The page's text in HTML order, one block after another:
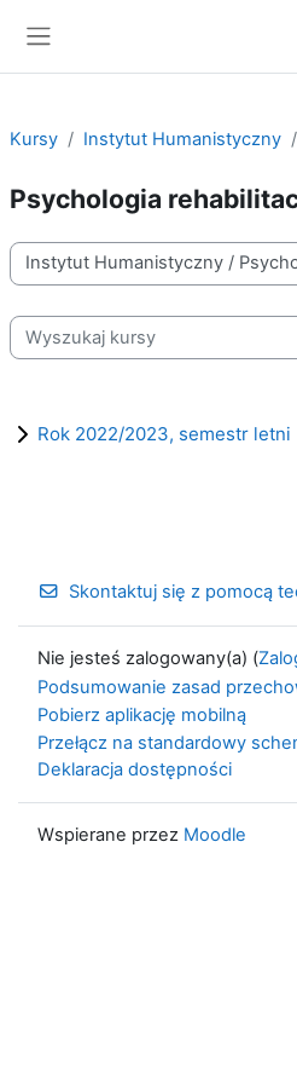
Kursy Instytut Humanistyczny
Psychologia
Kategorie kursów
Wyszukaj kursy
Rok 2022/2023, semestr letni
Skontaktuj się z pomocą
Nie jesteś zalogowany(a) (
Podsumowanie zasad
Pobierz aplikację mobilną
Przełącz na standardowy
Deklaracja dostępności
Wspierane przez Moodle